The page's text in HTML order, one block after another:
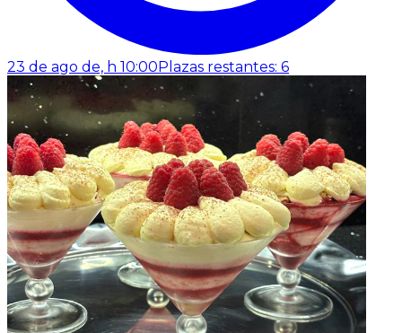
23 de ago de, h 10:00 Plazas restantes: 6